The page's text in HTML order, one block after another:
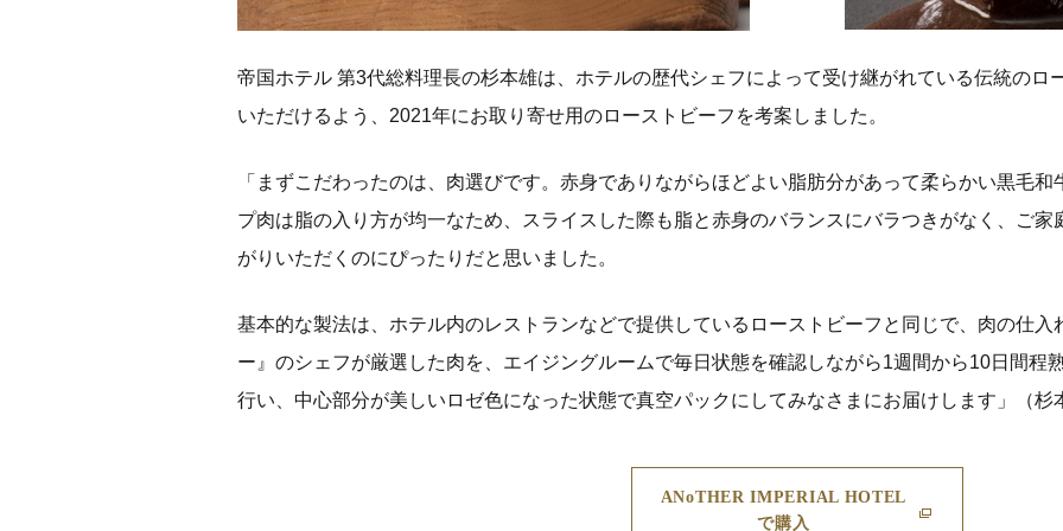
帝国ホテル 第3代総料理長の杉本雄は、ホテルの歴代シェフによって受け継がれている伝統のロ
いただけるよう、2021年にお取り寄せ用のローストビーフを考案しました。
「まずこだわったのは、肉選びです。赤身でありながらほどよい脂肪分があって柔らかい黒毛
プ肉は脂の入り方が均一なため、スライスした際も脂と赤身のバランスにバラつきがなく、ご
がりいただくのにぴったりだと思いました。
基本的な製法は、ホテル内のレストランなどで提供しているローストビーフと同じで、肉の仕
ー』のシェフが厳選した肉を、エイジングルームで毎日状態を確認しながら1週間から10日間程
行い、中心部分が美しいロゼ色になった状態で真空パックにしてみなさまにお届けします」（杉
ANoTHER IMPERIAL HOTEL
で購入